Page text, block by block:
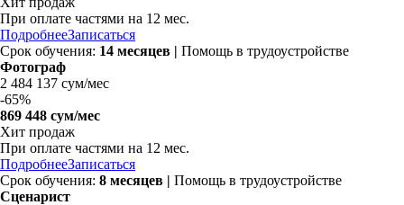
При оплате частями на 12 мес.
ПодробнееЗаписаться
Срок обучения: 14 месяцев | Помощь в трудоустройстве
Фотограф
2 484 137 сум/мес
-65%
869 448 сум/мес
Хит продаж
При оплате частями на 12 мес.
ПодробнееЗаписаться
Срок обучения: 8 месяцев | Помощь в трудоустройстве
Сценарист